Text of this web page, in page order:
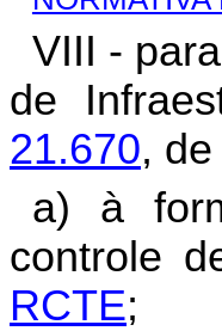
VIII -
de
21.670,
a) à
controle
RCTE;